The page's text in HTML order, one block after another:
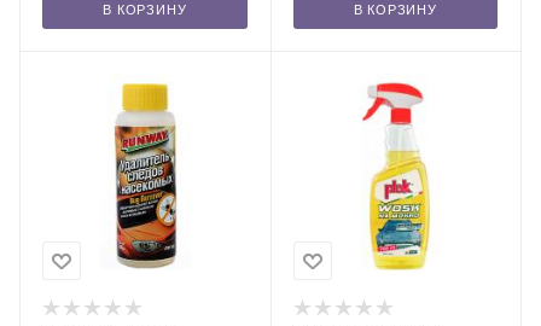
В КОРЗИНУ В КОРЗИНУ